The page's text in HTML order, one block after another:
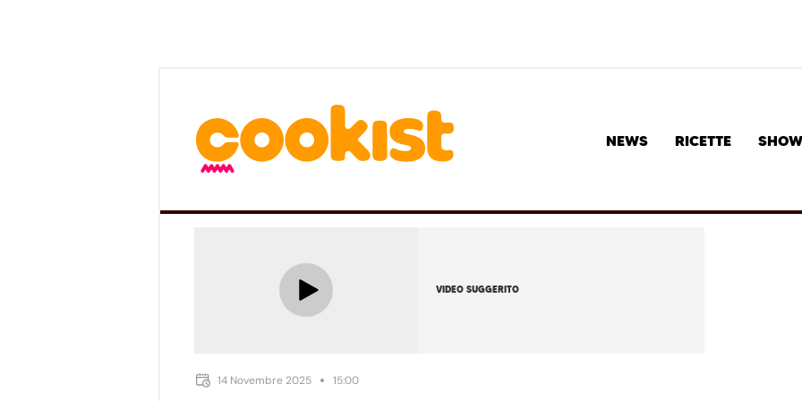
NEWS RICETTE SHOW
VIDEO SUGGERITO
14 Novembre 2025 15:00